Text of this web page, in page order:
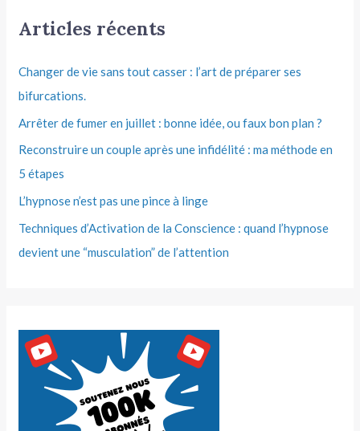
Articles récents
Changer de vie sans tout casser : l’art de préparer ses
bifurcations.
Arrêter de fumer en juillet : bonne idée, ou faux bon plan ?
Reconstruire un couple après une infidélité : ma méthode en
5 étapes
L’hypnose n’est pas une pince à linge
Techniques d’Activation de la Conscience : quand l’hypnose
devient une “musculation” de l’attention